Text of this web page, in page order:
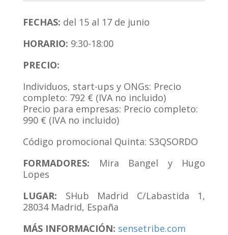
FECHAS: del 15 al 17 de junio
HORARIO: 9:30-18:00
PRECIO:
Individuos, start-ups y ONGs: Precio
completo: 792 € (IVA no incluido)
Precio para empresas: Precio completo:
990 € (IVA no incluido)
Código promocional Quinta: S3QSORDO
FORMADORES:
Mira Bangel y Hugo
Lopes
LUGAR: SHub Madrid C/Labastida 1,
28034 Madrid, España
MÁS INFORMACIÓN: sensetribe.com